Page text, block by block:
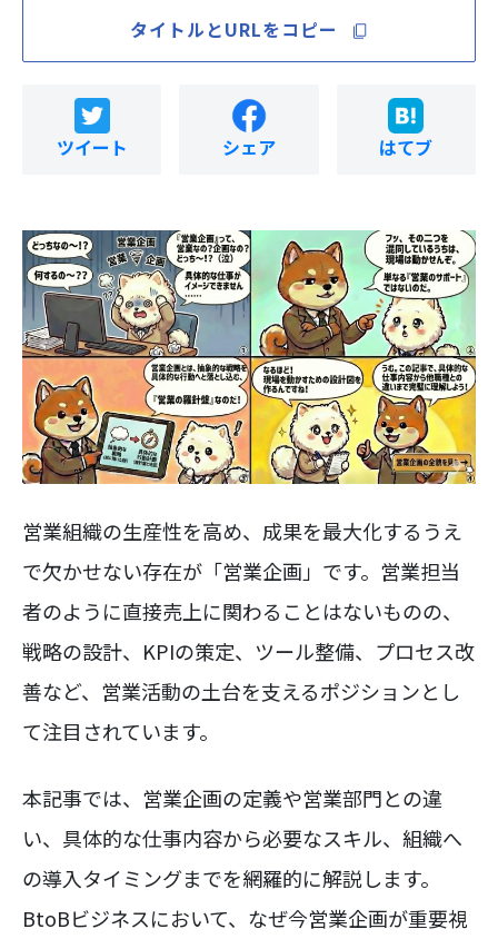
タイトルとURLをコピー
ツイート シェア はてブ
営業組織の生産性を高め、成果を最大化するうえ
で欠かせない存在が「営業企画」です。営業担当
者のように直接売上に関わることはないものの、
戦略の設計、KPIの策定、ツール整備、プロセス改
善など、営業活動の土台を支えるポジションとし
て注目されています。
本記事では、営業企画の定義や営業部門との違
い、具体的な仕事内容から必要なスキル、組織へ
の導入タイミングまでを網羅的に解説します。
BtoBビジネスにおいて、なぜ今営業企画が重要視